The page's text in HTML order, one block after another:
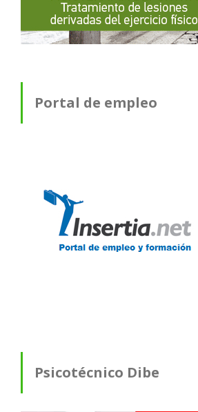
Portal de empleo
Psicotécnico Dibe